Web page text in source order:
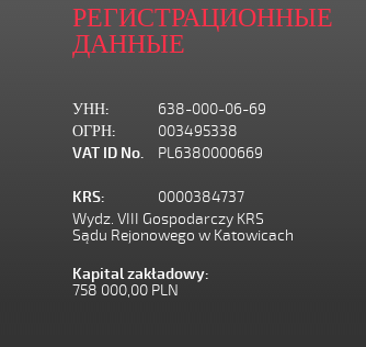
РЕГИСТРАЦИОННЫЕ
ДАННЫЕ
УНН:
638-000-06-69
ОГРН:
003495338
VAT ID No.
PL6380000669
KRS:
0000384737
Wydz. VIII Gospodarczy KRS
Sądu Rejonowego w Katowicach
Kapital zakładowy:
758 000,00 PLN